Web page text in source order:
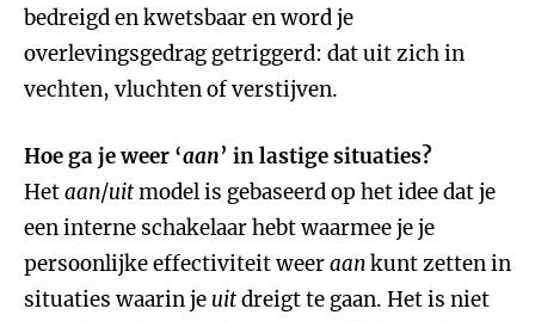
bedreigd en kwetsbaar en word je
overlevingsgedrag getriggerd: dat uit zich in
vechten, vluchten of verstijven.
Hoe ga je weer ‘aan’ in lastige situaties?
Hetaan/uitmodel is gebaseerd op het idee dat je
een interne schakelaar hebt waarmee je je
persoonlijke effectiviteit weeraankunt zetten in
situaties waarin je uitdreigt te gaan. Het is niet